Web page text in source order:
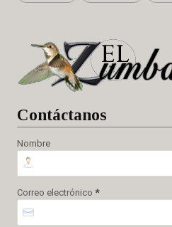
Contáctanos
Nombre
Correo electrónico *